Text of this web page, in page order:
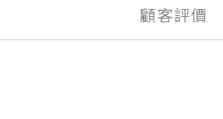
顧客評價